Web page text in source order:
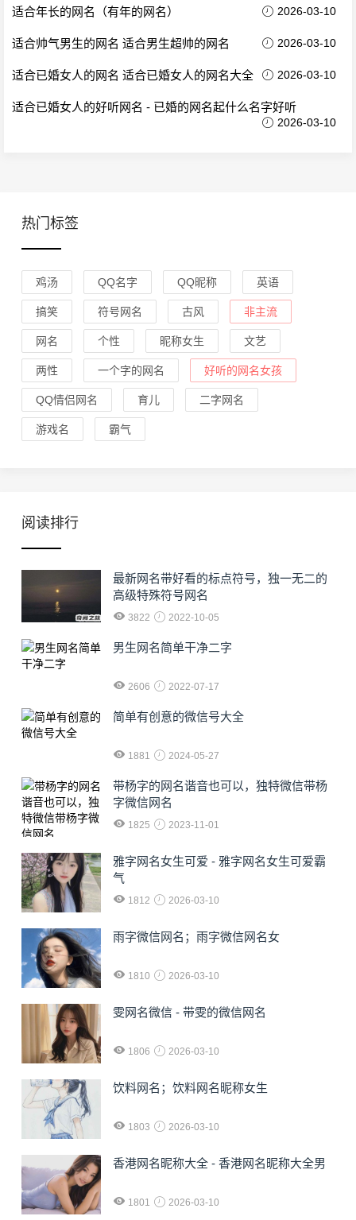
适合年长的网名（有年的网名） 2026-03-10
适合帅气男生的网名 适合男生超帅的网名 2026-03-10
适合已婚女人的网名 适合已婚女人的网名大全 2026-03-10
适合已婚女人的好听网名 - 已婚的网名起什么名字好听
2026-03-10
热门标签
鸡汤 QQ名字 QQ昵称 英语
搞笑 符号网名 古风 非主流
网名 个性 昵称女生 文艺
两性 一个字的网名 好听的网名女孩
QQ情侣网名 育儿 二字网名
游戏名 霸气
阅读排行
最新网名带好看的标点符号，独一无二的
高级特殊符号网名
3822 2022-10-05
男生网名简单干净二字
2606 2022-07-17
简单有创意的微信号大全
1881 2024-05-27
​带杨字的网名谐音也可以，独特微信带杨
字微信网名
1825 2023-11-01
雅字网名女生可爱 - 雅字网名女生可爱霸
气
1812 2026-03-10
雨字微信网名；雨字微信网名女
1810 2026-03-10
雯网名微信 - 带雯的微信网名
1806 2026-03-10
饮料网名；饮料网名昵称女生
1803 2026-03-10
香港网名昵称大全 - 香港网名昵称大全男
1801 2026-03-10